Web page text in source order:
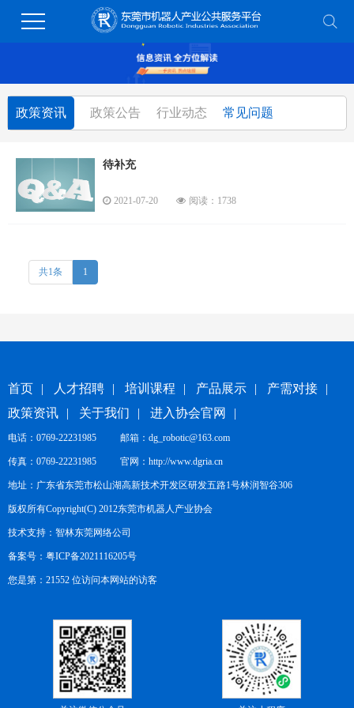
政策资讯 政策公告 行业动态 常见问题
待补充
2021-07-20 阅读：1738
共1条 1
首页 | 人才招聘 | 培训课程 | 产品展示 | 产需对接
|
政策资讯
| 关于我们 | 进入协会官网 |
电话：0769-22231985 邮箱：dg_robotic@163.com
传真：0769-22231985 官网： http://www.dgria.cn
地址：广东省东莞市松山湖高新技术开发区研发五路1号林润智谷306
版权所有Copyright(C) 2012东莞市机器人产业协会
技术支持： 智林东莞网络公司
备案号： 粤ICP备2021116205号
您是第：21552 位访问本网站的访客